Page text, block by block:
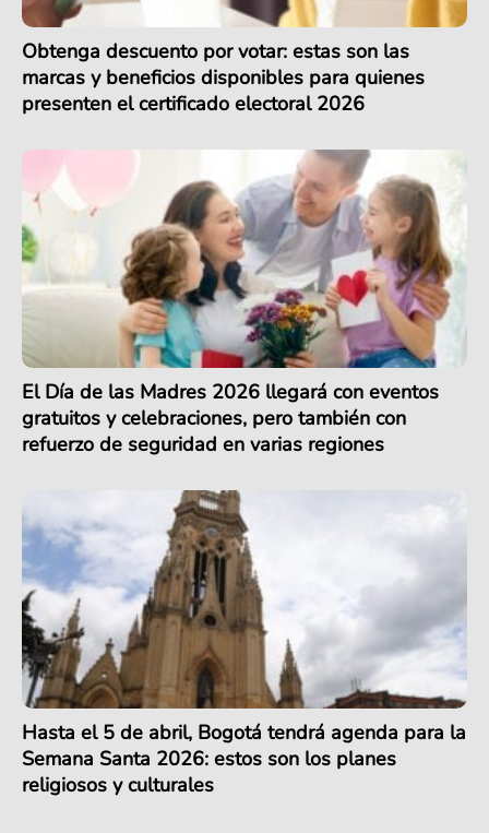
Obtenga descuento por votar: estas son las
marcas y beneficios disponibles para quienes
presenten el certificado electoral 2026
El Día de las Madres 2026 llegará con eventos
gratuitos y celebraciones, pero también con
refuerzo de seguridad en varias regiones
Hasta el 5 de abril, Bogotá tendrá agenda para la
Semana Santa 2026: estos son los planes
religiosos y culturales